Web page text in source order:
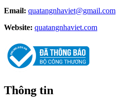
Email: quatangnhaviet@gmail.com
Website: quatangnhaviet.com
Thông tin